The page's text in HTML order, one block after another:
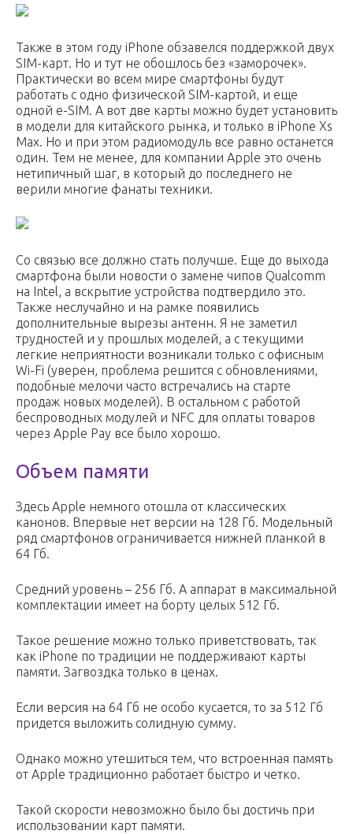
Также в этом году iPhone обзавелся поддержкой двух
SIM-карт. Но и тут не обошлось без «заморочек».
Практически во всем мире смартфоны будут
работать с одно физической SIM-картой, и еще
одной e-SIM. А вот две карты можно будет установить
в модели для китайского рынка, и только в iPhone Xs
Max. Но и при этом радиомодуль все равно останется
один. Тем не менее, для компании Apple это очень
нетипичный шаг, в который до последнего не
верили многие фанаты техники.
Со связью все должно стать получше. Еще до выхода
смартфона были новости о замене чипов Qualcomm
на Intel, а вскрытие устройства подтвердило это.
Также неслучайно и на рамке появились
дополнительные вырезы антенн. Я не заметил
трудностей и у прошлых моделей, а с текущими
легкие неприятности возникали только с офисным
Wi-Fi (уверен, проблема решится с обновлениями,
подобные мелочи часто встречались на старте
продаж новых моделей). В остальном с работой
беспроводных модулей и NFC для оплаты товаров
через Apple Pay все было хорошо.
Объем памяти
Здесь Apple немного отошла от классических
канонов. Впервые нет версии на 128 Гб. Модельный
ряд смартфонов ограничивается нижней планкой в
64 Гб.
Средний уровень – 256 Гб. А аппарат в максимальной
комплектации имеет на борту целых 512 Гб.
Такое решение можно только приветствовать, так
как iPhone по традиции не поддерживают карты
памяти. Загвоздка только в ценах.
Если версия на 64 Гб не особо кусается, то за 512 Гб
придется выложить солидную сумму.
Однако можно утешиться тем, что встроенная память
от Apple традиционно работает быстро и четко.
Такой скорости невозможно было бы достичь при
использовании карт памяти.